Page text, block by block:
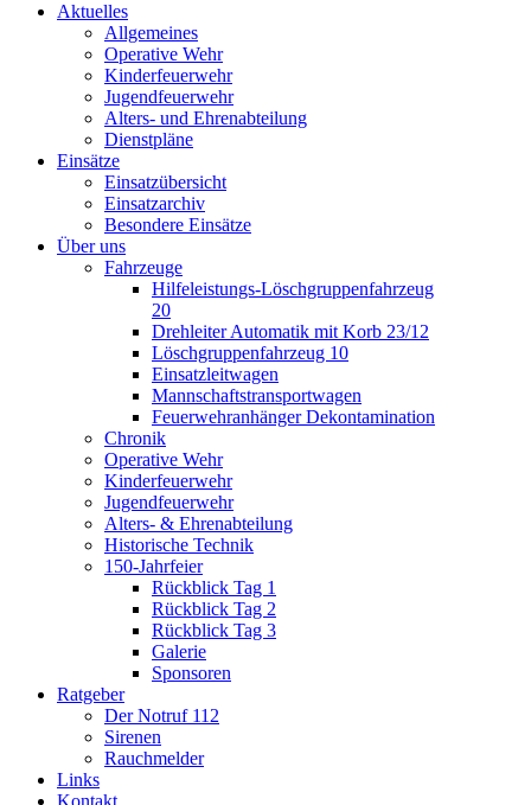
Aktuelles
Allgemeines
Operative Wehr
Kinderfeuerwehr
Jugendfeuerwehr
Alters- und Ehrenabteilung
Dienstpläne
Einsätze
Einsatzübersicht
Einsatzarchiv
Besondere Einsätze
Über uns
Fahrzeuge
Hilfeleistungs-Löschgruppenfahrzeug
20
Drehleiter Automatik mit Korb 23/12
Löschgruppenfahrzeug 10
Einsatzleitwagen
Mannschaftstransportwagen
Feuerwehranhänger Dekontamination
Chronik
Operative Wehr
Kinderfeuerwehr
Jugendfeuerwehr
Alters- & Ehrenabteilung
Historische Technik
150-Jahrfeier
Rückblick Tag 1
Rückblick Tag 2
Rückblick Tag 3
Galerie
Sponsoren
Ratgeber
Der Notruf 112
Sirenen
Rauchmelder
Links
Kontakt